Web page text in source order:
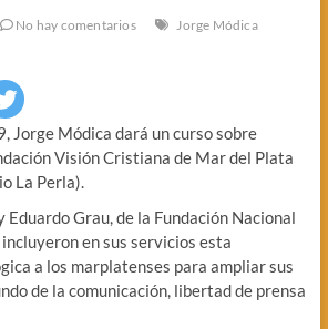
No hay comentarios Jorge Módica
Jorge Módica dará un curso sobre
Visión Cristiana de Mar del Plata
La Perla).
Grau, de la Fundación Nacional
incluyeron en sus servicios esta
a los marplatenses para ampliar sus
de la comunicación, libertad de prensa